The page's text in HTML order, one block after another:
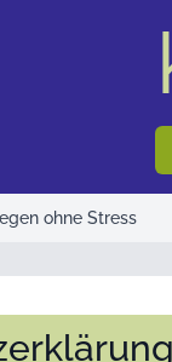
ohne Stress